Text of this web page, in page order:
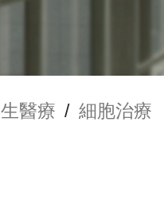
醫療 / 細胞治療